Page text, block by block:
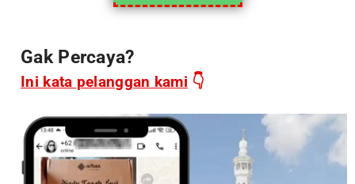
Gak Percaya?
Ini kata pelanggan kami 👇